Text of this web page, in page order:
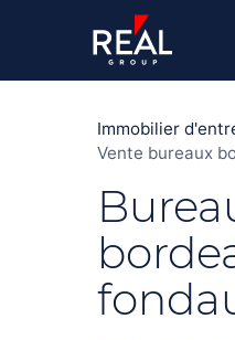
Immobilier
Vente bureaux